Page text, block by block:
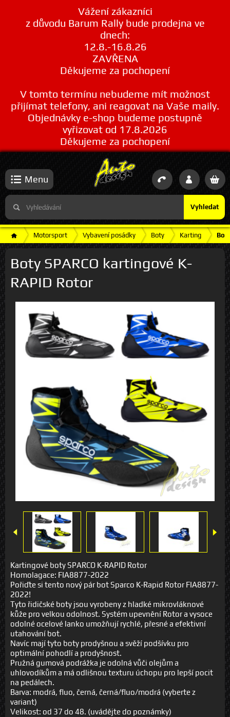
Vážení zákazníci
z důvodu Barum Rally bude prodejna ve
dnech:
12.8.-16.8.26
ZAVŘENA
Děkujeme za pochopení
V tomto termínu nebudeme mít možnost
přijímat telefony, ani reagovat na Vaše maily.
Objednávky e-shop budeme postupně
vyřizovat od 17.8.2026
Děkujeme za pochopení
Vyhledat
Menu
Motorsport Vybavení posádky Boty Karting
Boty SPARCO kartingové K-
RAPID Rotor
Kartingové boty SPARCO K-RAPID Rotor
Homolagace: FIA8877-2022
Pořiďte si tento nový pár bot Sparco K-Rapid Rotor FIA8877-
2022!
Tyto řidičské boty jsou vyrobeny z hladké mikrovláknové
kůže pro velkou odolnost. Systém upevnění Rotor a vysoce
odolné ocelové lanko umožňují rychlé, přesné a efektivní
utahování bot.
Navíc mají tyto boty prodyšnou a svěží podšívku pro
optimální pohodlí a prodyšnost.
Pružná gumová podrážka je odolná vůči olejům a
uhlovodíkům a má odlišnou texturu úchopu pro lepší pocit
na pedálech.
Barva: modrá, fluo, černá, černá/fluo/modrá (vyberte z
variant)
Velikost: od 37 do 48. (uvádějte do poznámky)